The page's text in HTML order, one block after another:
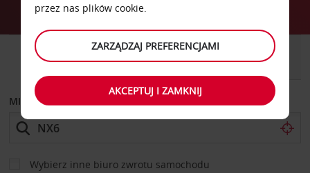
SAMOCHÓD
SAMOCHÓD
DOSTAWCZY
MIEJSCE ODBIORU
Wybierz inne biuro zwrotu samochodu
przez nas plików cookie.
ZARZĄDZAJ PREFERENCJAMI
AKCEPTUJ I ZAMKNIJ